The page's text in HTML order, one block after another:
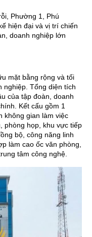
Phường 1, Phú
hiện đại và vị trí chiến
doanh nghiệp lớn
mặt bằng rộng và tối
nghiệp. Tổng diện tích
của tập đoàn, doanh
Kết cấu gồm 1
không gian làm việc
phòng họp, khu vực tiếp
bộ, công năng linh
làm cao ốc văn phòng,
tâm công nghệ.